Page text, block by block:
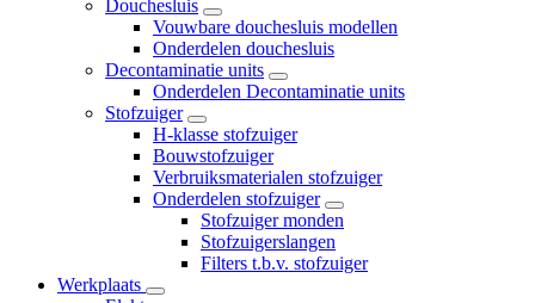
Douchesluis
Vouwbare douchesluis modellen
Onderdelen douchesluis
Decontaminatie units
Onderdelen Decontaminatie units
Stofzuiger
H-klasse stofzuiger
Bouwstofzuiger
Verbruiksmaterialen stofzuiger
Onderdelen stofzuiger
Stofzuiger monden
Stofzuigerslangen
Filters t.b.v. stofzuiger
Werkplaats